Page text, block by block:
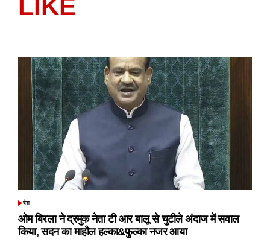
LIKE
POSTED
देश
ओम बिरला ने द्रमुक नेता टी आर बालू से चुटीले अंदाज में सवाल
किया, सदन का माहौल हल्का&फुल्का नजर आया